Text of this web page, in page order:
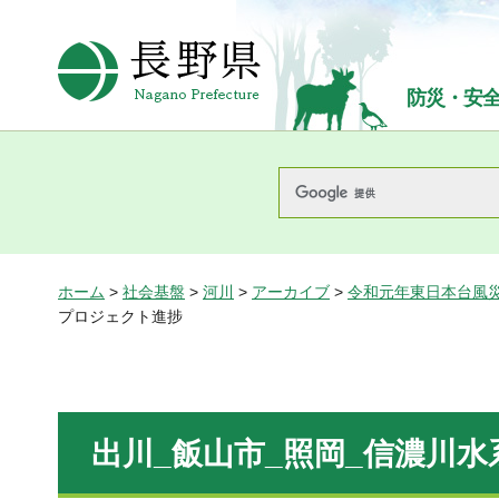
長野県Nagano Prefecture
防災・安
ホーム > 社会基盤 > 河川 > アーカイブ > 令和元年東日本台風
プロジェクト進捗
出川_飯山市_照岡_信濃川